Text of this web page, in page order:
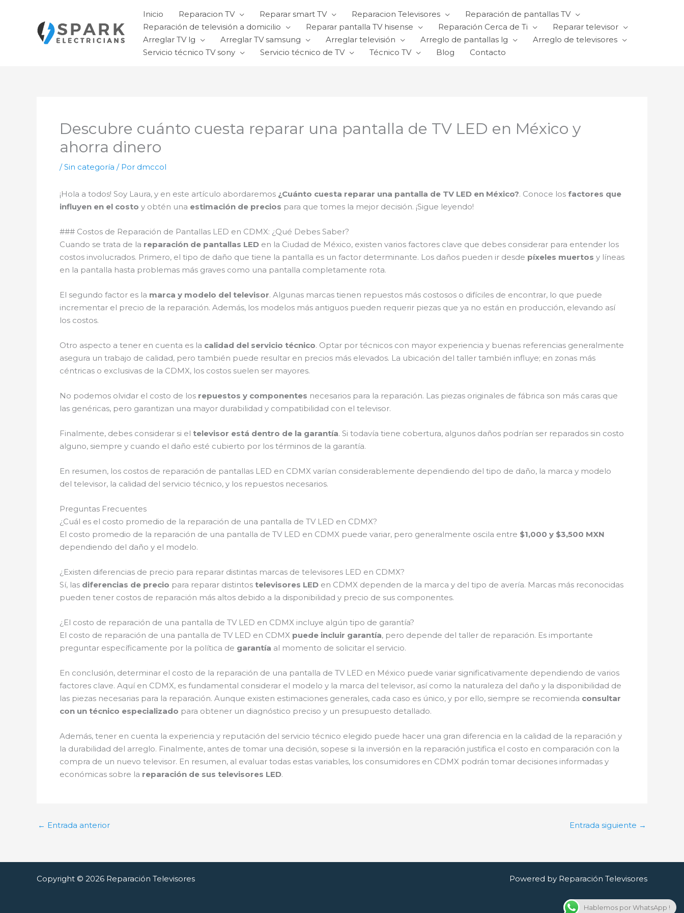
contenido
Inicio Reparacion TV Reparar smart TV Reparacion Televisores
Reparación de pantallas TV
Reparación de televisión a domicilio
Reparar pantalla TV hisense Reparación Cerca de Ti
Reparar televisor
Arreglar TV lg
Arreglar TV samsung Arreglar televisión Arreglo de pantallas lg
Arreglo de televisores
Servicio técnico TV sony
Servicio técnico de TV Técnico TV Blog Contacto
Descubre cuánto cuesta reparar una pantalla de TV LED en México y
ahorra dinero
/Sin categoría / Por dmccol
¡Hola a todos! Soy Laura, y en este artículo abordaremos ¿Cuánto cuesta reparar una pantalla de TV LED en México?. Conoce los factores que
influyen en el costo y obtén una estimación de precios para que tomes la mejor decisión. ¡Sigue leyendo!
### Costos de Reparación de Pantallas LED en CDMX: ¿Qué Debes Saber?
Cuando se trata de la reparación de pantallas LED en la Ciudad de México, existen varios factores clave que debes considerar para entender los
costos involucrados. Primero, el tipo de daño que tiene la pantalla es un factor determinante. Los daños pueden ir desde píxeles muertos y líneas
en la pantalla hasta problemas más graves como una pantalla completamente rota.
El segundo factor es la marca y modelo del televisor. Algunas marcas tienen repuestos más costosos o difíciles de encontrar, lo que puede
incrementar el precio de la reparación. Además, los modelos más antiguos pueden requerir piezas que ya no están en producción, elevando así
los costos.
Otro aspecto a tener en cuenta es la calidad del servicio técnico. Optar por técnicos con mayor experiencia y buenas referencias generalmente
asegura un trabajo de calidad, pero también puede resultar en precios más elevados. La ubicación del taller también influye; en zonas más
céntricas o exclusivas de la CDMX, los costos suelen ser mayores.
No podemos olvidar el costo de los repuestos y componentes necesarios para la reparación. Las piezas originales de fábrica son más caras que
las genéricas, pero garantizan una mayor durabilidad y compatibilidad con el televisor.
Finalmente, debes considerar si el televisor está dentro de la garantía. Si todavía tiene cobertura, algunos daños podrían ser reparados sin costo
alguno, siempre y cuando el daño esté cubierto por los términos de la garantía.
En resumen, los costos de reparación de pantallas LED en CDMX varían considerablemente dependiendo del tipo de daño, la marca y modelo
del televisor, la calidad del servicio técnico, y los repuestos necesarios.
Preguntas Frecuentes
¿Cuál es el costo promedio de la reparación de una pantalla de TV LED en CDMX?
El costo promedio de la reparación de una pantalla de TV LED en CDMX puede variar, pero generalmente oscila entre $1,000 y $3,500 MXN
dependiendo del daño y el modelo.
¿Existen diferencias de precio para reparar distintas marcas de televisores LED en CDMX?
Sí, las diferencias de precio para reparar distintos televisores LED en CDMX dependen de la marca y del tipo de avería. Marcas más reconocidas
pueden tener costos de reparación más altos debido a la disponibilidad y precio de sus componentes.
¿El costo de reparación de una pantalla de TV LED en CDMX incluye algún tipo de garantía?
El costo de reparación de una pantalla de TV LED en CDMX puede incluir garantía, pero depende del taller de reparación. Es importante
preguntar específicamente por la política de garantía al momento de solicitar el servicio.
En conclusión, determinar el costo de la reparación de una pantalla de TV LED en México puede variar significativamente dependiendo de varios
factores clave. Aquí en CDMX, es fundamental considerar el modelo y la marca del televisor, así como la naturaleza del daño y la disponibilidad de
las piezas necesarias para la reparación. Aunque existen estimaciones generales, cada caso es único, y por ello, siempre se recomienda consultar
con un técnico especializado para obtener un diagnóstico preciso y un presupuesto detallado.
Además, tener en cuenta la experiencia y reputación del servicio técnico elegido puede hacer una gran diferencia en la calidad de la reparación y
la durabilidad del arreglo. Finalmente, antes de tomar una decisión, sopese si la inversión en la reparación justifica el costo en comparación con la
compra de un nuevo televisor. En resumen, al evaluar todas estas variables, los consumidores en CDMX podrán tomar decisiones informadas y
económicas sobre la reparación de sus televisores LED.
← Entrada anterior Entrada siguiente →
Copyright © 2026 Reparación Televisores Powered by Reparación Televisores
Hablemos por WhatsApp !